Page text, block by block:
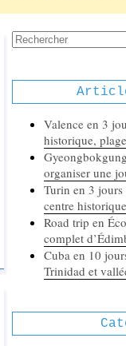
Valence en 3
historique,
organiser une
Turin en 3
centre
Road trip en
complet
Cuba en 10
Trinidad et